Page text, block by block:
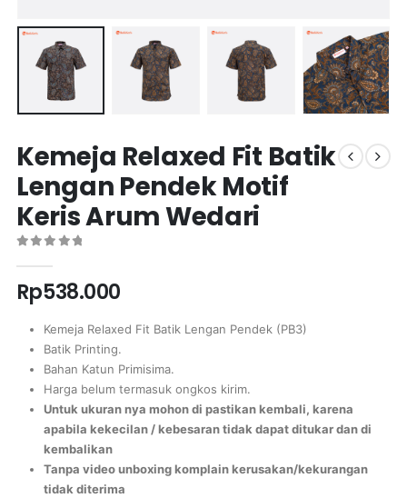
Kemeja Relaxed Fit Batik
Lengan Pendek Motif
Keris Arum Wedari
Rp538.000
Kemeja Relaxed Fit Batik Lengan Pendek (PB3)
Batik Printing.
Bahan Katun Primisima.
Harga belum termasuk ongkos kirim.
Untuk ukuran nya mohon di pastikan kembali, karena
apabila kekecilan / kebesaran tidak dapat ditukar dan di
kembalikan
Tanpa video unboxing komplain kerusakan/kekurangan
tidak diterima